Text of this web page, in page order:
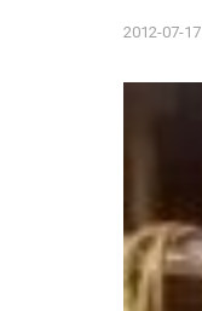
2012-07-17